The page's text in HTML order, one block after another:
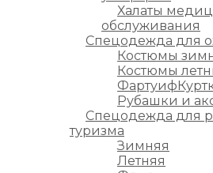
Халаты
обслуживания
Спецодежда для
Костюмы
Костюмы
Рубашки и
Спецодежда для
туризма
Зимняя
Летняя